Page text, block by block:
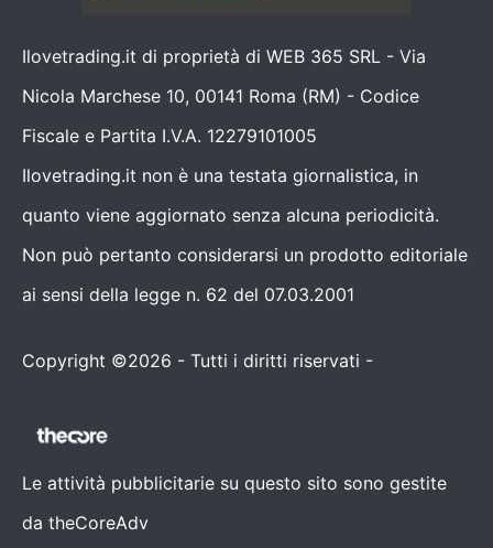
Ilovetrading.it di proprietà di WEB 365 SRL - Via
Nicola Marchese 10, 00141 Roma (RM) - Codice
Fiscale e Partita I.V.A. 12279101005
Ilovetrading.it non è una testata giornalistica, in
quanto viene aggiornato senza alcuna periodicità.
Non può pertanto considerarsi un prodotto editoriale
ai sensi della legge n. 62 del 07.03.2001
Copyright ©2026 - Tutti i diritti riservati -
Le attività pubblicitarie su questo sito sono gestite
da theCoreAdv